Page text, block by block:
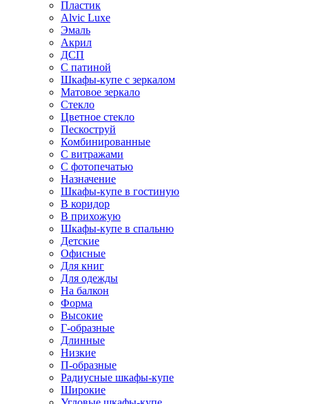
Пластик
Alvic Luxe
Эмаль
Акрил
ДСП
С патиной
Шкафы-купе с зеркалом
Матовое зеркало
Стекло
Цветное стекло
Пескоструй
Комбинированные
С витражами
С фотопечатью
Назначение
Шкафы-купе в гостиную
В коридор
В прихожую
Шкафы-купе в спальню
Детские
Офисные
Для книг
Для одежды
На балкон
Форма
Высокие
Г-образные
Длинные
Низкие
П-образные
Радиусные шкафы-купе
Широкие